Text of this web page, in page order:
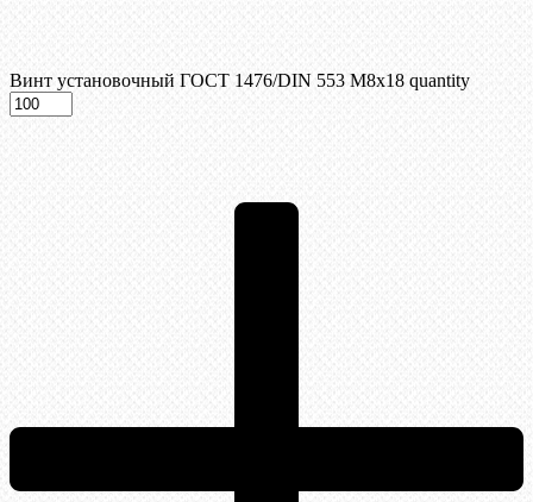
Винт установочный ГОСТ 1476/DIN 553 М8x18 quantity